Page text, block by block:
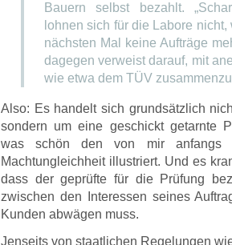
Bauern selbst bezahlt.
lohnen sich für die Labore
nächsten Mal keine Aufträge
dagegen verweist darauf, mit
wie etwa dem TÜV
Also: Es handelt sich grundsätzlich
sondern um eine geschickt getarnte
was schön den von mir anfangs
Machtungleichheit illustriert. Und es
dass der geprüfte für die Prüfung
zwischen den Interessen seines
Kunden abwägen muss.
Jenseits von staatlichen Regelungen